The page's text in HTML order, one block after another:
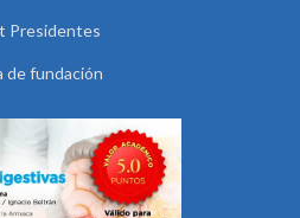
Presidentes
de fundación